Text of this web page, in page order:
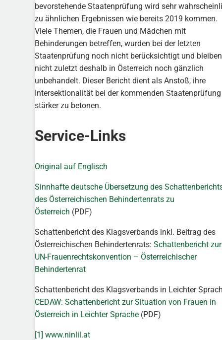
bevorstehende Staatenprüfung wird sehr
zu ähnlichen Ergebnissen wie bereits 2019 kommen.
Viele Themen, die Frauen und Mädchen mit
Behinderungen betreffen, wurden bei der letzten
Staatenprüfung noch nicht berücksichtigt und bleiben
nicht zuletzt deshalb in Österreich noch gänzlich
unbehandelt. Dieser Bericht dient als Anstoß, ihre
Intersektionalität bei der kommenden Staatenprüfung
stärker zu betonen.
Service-Links
Original auf Englisch
Sinnhafte deutsche Übersetzung des
des Österreichischen Behindertenrats zu
Österreich (PDF)
Schattenbericht des Klagsverbands inkl. Beitrag des
Österreichischen Behindertenrats: Schattenbericht zur
UN-Frauenrechtskonvention – Österreichischer
Behindertenrat
Schattenbericht des Klagsverbands in Leichter
CEDAW: Schattenbericht zur Situation von Frauen in
Österreich in Leichter Sprache(PDF)
[1] www.ninlil.at